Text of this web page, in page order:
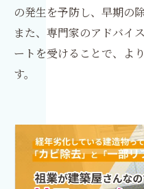
の発生を予防し、早期の
また、専門家のアドバイ
ートを受けることで、よ
す。